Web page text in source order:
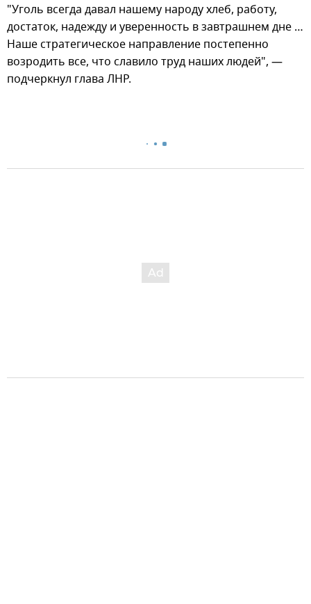
"Уголь всегда давал нашему народу хлеб, работу,
достаток, надежду и уверенность в завтрашнем дне …
Наше стратегическое направление постепенно
возродить все, что славило труд наших людей", —
подчеркнул глава ЛНР.